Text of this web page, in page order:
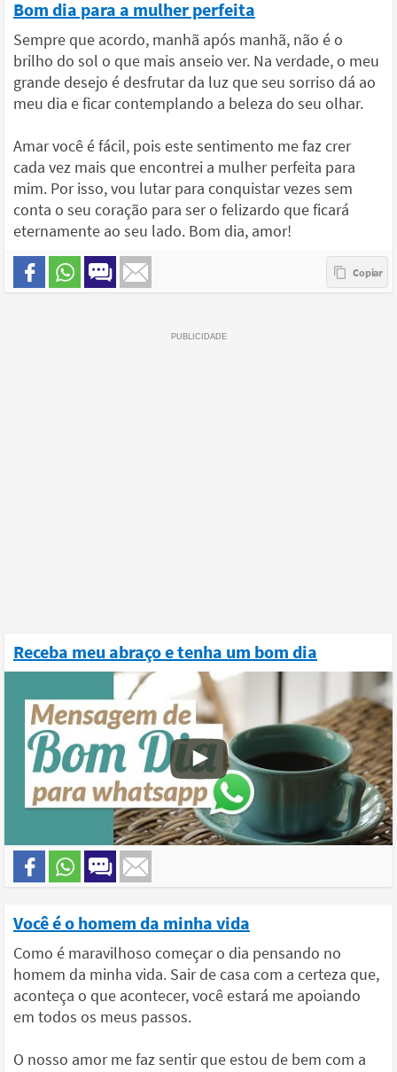
Bom dia para a mulher perfeita
Sempre que acordo, manhã após manhã, não é o
brilho do sol o que mais anseio ver. Na verdade, o meu
grande desejo é desfrutar da luz que seu sorriso dá ao
meu dia e ficar contemplando a beleza do seu olhar.
Amar você é fácil, pois este sentimento me faz crer
cada vez mais que encontrei a mulher perfeita para
mim. Por isso, vou lutar para conquistar vezes sem
conta o seu coração para ser o felizardo que ficará
eternamente ao seu lado. Bom dia, amor!
Receba meu abraço e tenha um bom dia
Você é o homem da minha vida
Como é maravilhoso começar o dia pensando no
homem da minha vida. Sair de casa com a certeza que,
aconteça o que acontecer, você estará me apoiando
em todos os meus passos.
O nosso amor me faz sentir que estou de bem com a